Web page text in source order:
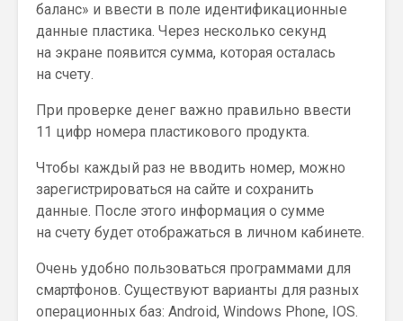
баланс» и ввести в поле идентификационные
данные пластика. Через несколько секунд
на экране появится сумма, которая осталась
на счету.
При проверке денег важно правильно ввести
11 цифр номера пластикового продукта.
Чтобы каждый раз не вводить номер, можно
зарегистрироваться на сайте и сохранить
данные. После этого информация о сумме
на счету будет отображаться в личном кабинете.
Очень удобно пользоваться программами для
смартфонов. Существуют варианты для разных
операционных баз: Android, Windows Phone, IOS.